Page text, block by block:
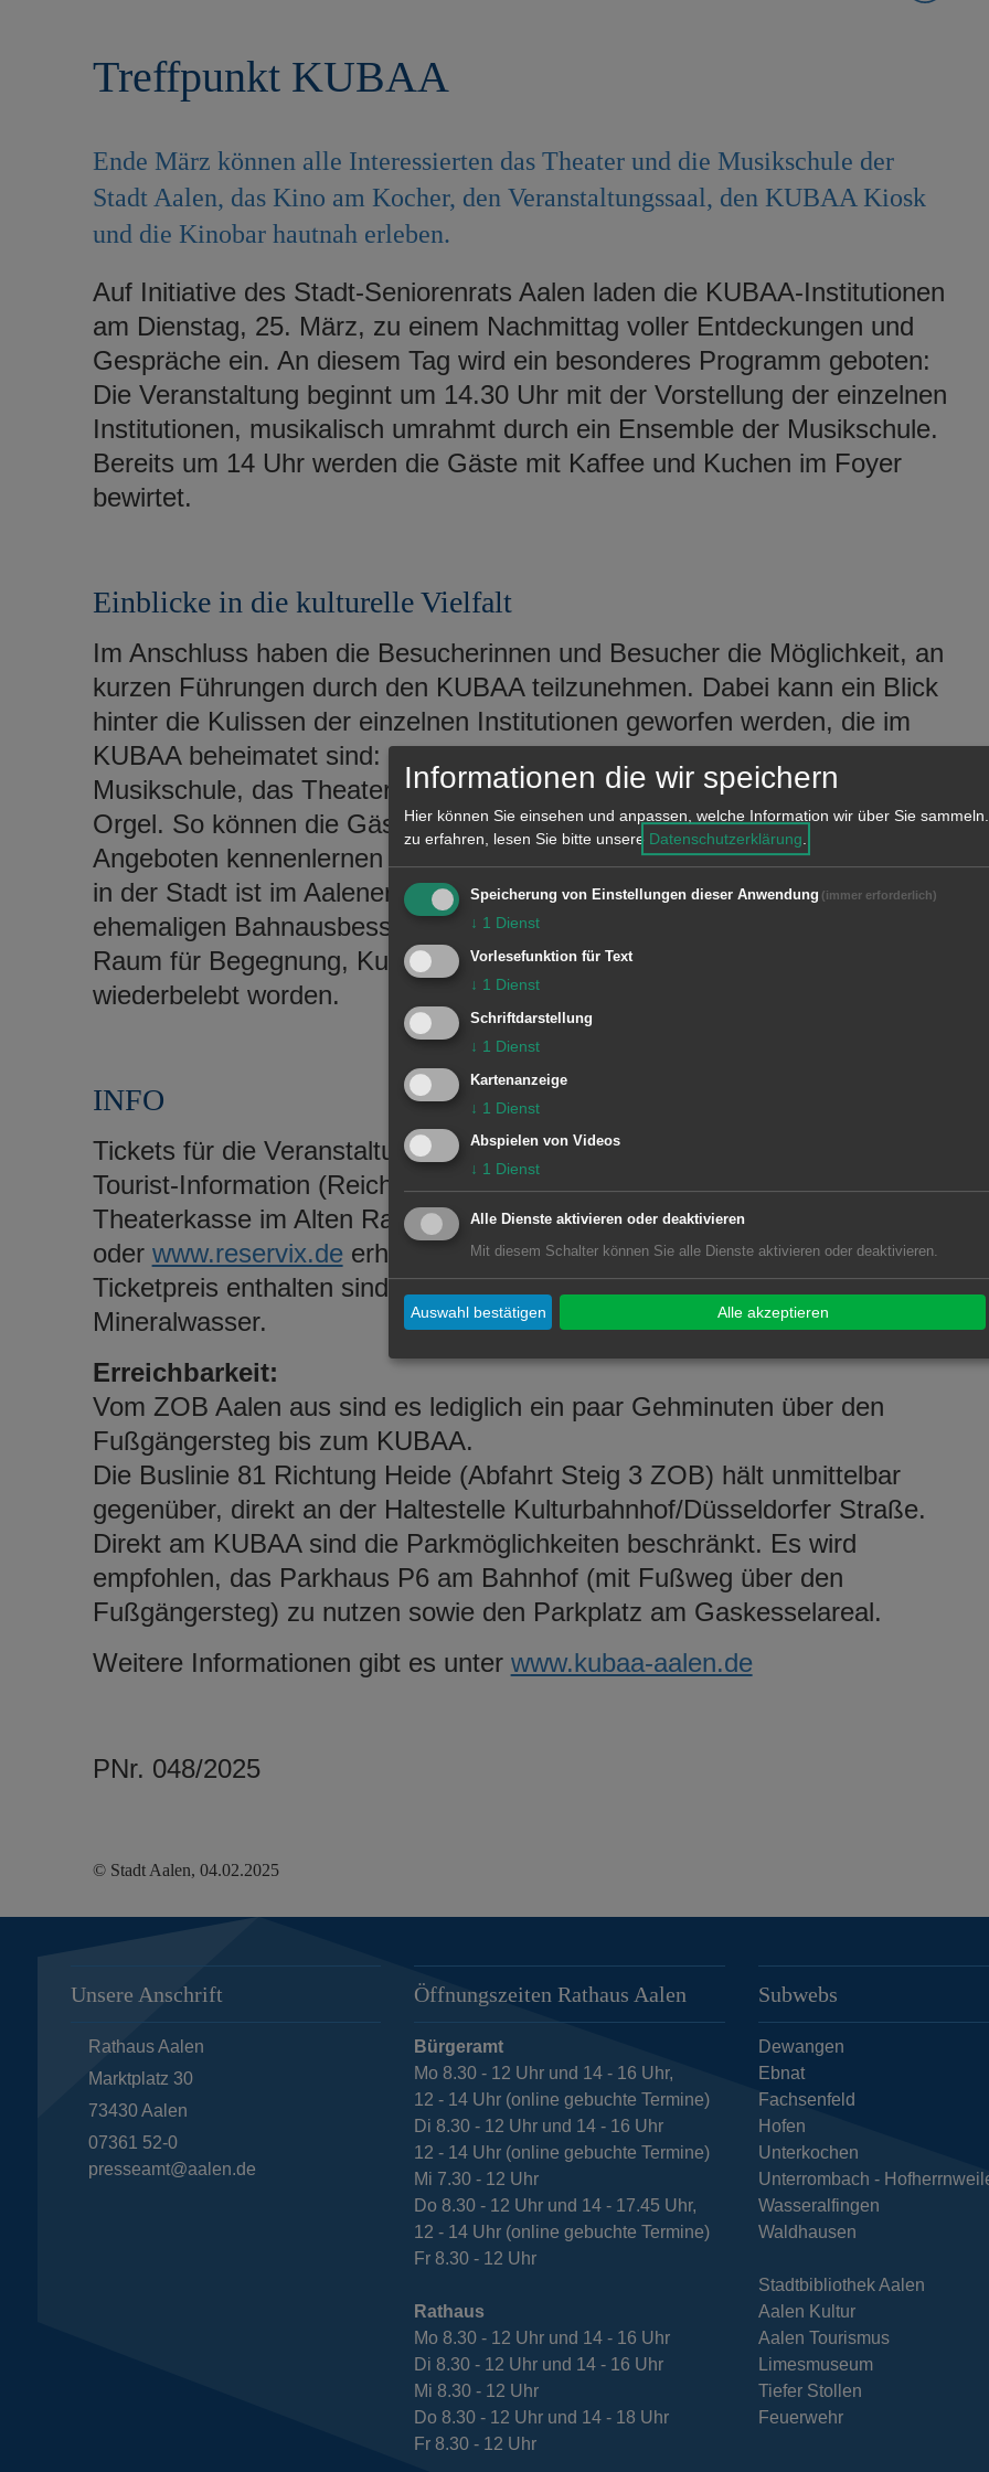
Treffpunkt KUBAA
Ende März können alle Interessierten das Theater und die Musikschule der
Stadt Aalen, das Kino am Kocher, den Veranstaltungssaal, den KUBAA Kiosk
und die Kinobar hautnah erleben.
Auf Initiative des Stadt-Seniorenrats Aalen laden die KUBAA-Institutionen
am Dienstag, 25. März, zu einem Nachmittag voller Entdeckungen und
Gespräche ein. An diesem Tag wird ein besonderes Programm geboten:
Die Veranstaltung beginnt um 14.30 Uhr mit der Vorstellung der einzelnen
Institutionen, musikalisch umrahmt durch ein Ensemble der Musikschule.
Bereits um 14 Uhr werden die Gäste mit Kaffee und Kuchen im Foyer
bewirtet.
Einblicke in die kulturelle Vielfalt
Im Anschluss haben die Besucherinnen und Besucher die Möglichkeit, an
kurzen Führungen durch den KUBAA teilzunehmen. Dabei kann ein Blick
hinter die Kulissen der einzelnen Institutionen geworfen werden, die im
KUBAA beheimatet sind: das Kino am Kocher mit Bar, die städtische
Musikschule, das Theater der Stadt Aalen und der Veranstaltungssaal mit
Orgel. So können die Gäste den KUBAA mit all seinen Facetten und
Angeboten kennenlernen – oder eben noch besser kennenlernen. Mitten
in der Stadt ist im Aalener Kulturbahnhof – dem traditionsreichen
ehemaligen Bahnausbesserungswerk - in den vergangenen Jahren ein
Raum für Begegnung, Kultur und Genuss mit viel Engagement
wiederbelebt worden.
INFO
Tickets für die Veranstaltung kosten 8,50 Euro und sind ab sofort in der
Tourist-Information (Reichsstädter Straße 1, 73430 Aalen) und an der
Theaterkasse im Alten Rathaus sowie online unterwww.theateraalen.de
oder www.reservix.deerhältlich. Die Anzahl der Plätze ist begrenzt. Im
Ticketpreis enthalten sind ein Stück Kuchen, dazu Kaffee und
Mineralwasser.
Erreichbarkeit:
Vom ZOB Aalen aus sind es lediglich ein paar Gehminuten über den
Fußgängersteg bis zum KUBAA.
Die Buslinie 81 Richtung Heide (Abfahrt Steig 3 ZOB) hält unmittelbar
gegenüber, direkt an der Haltestelle Kulturbahnhof/Düsseldorfer Straße.
Direkt am KUBAA sind die Parkmöglichkeiten beschränkt. Es wird
empfohlen, das Parkhaus P6 am Bahnhof (mit Fußweg über den
Fußgängersteg) zu nutzen sowie den Parkplatz am Gaskesselareal.
Weitere Informationen gibt es unter www.kubaa-aalen.de
PNr. 048/2025
© Stadt Aalen, 04.02.2025
Unsere Anschrift
Rathaus Aalen
Marktplatz 30
73430 Aalen
07361 52-0
presseamt@aalen.de
Öffnungszeiten Rathaus Aalen
Bürgeramt
Mo 8.30 - 12 Uhr und 14 - 16 Uhr,
12 - 14 Uhr (online gebuchte Termine)
Di 8.30 - 12 Uhr und 14 - 16 Uhr
12 - 14 Uhr (online gebuchte Termine)
Mi 7.30 - 12 Uhr
Do 8.30 - 12 Uhr und 14 - 17.45 Uhr,
12 - 14 Uhr (online gebuchte Termine)
Fr 8.30 - 12 Uhr
Rathaus
Mo 8.30 - 12 Uhr und 14 - 16 Uhr
Di 8.30 - 12 Uhr und 14 - 16 Uhr
Mi 8.30 - 12 Uhr
Do 8.30 - 12 Uhr und 14 - 18 Uhr
Fr 8.30 - 12 Uhr
Subwebs
Dewangen
Ebnat
Fachsenfeld
Hofen
Unterkochen
Unterrombach -
Wasseralfingen
Waldhausen
Stadtbibliothek Aalen
Aalen Kultur
Aalen Tourismus
Limesmuseum
Tiefer Stollen
Feuerwehr
Informationen die wir speichern
Hier können Sie einsehen und anpassen, welche Information wir über Sie sammeln.
zu erfahren, lesen Sie bitte unsere Datenschutzerklärung.
Speicherung von Einstellungen dieser Anwendung (immer erforderlich)
↓ 1 Dienst
Vorlesefunktion für Text
↓ 1 Dienst
Schriftdarstellung
↓ 1 Dienst
Kartenanzeige
↓ 1 Dienst
Abspielen von Videos
↓ 1 Dienst
Alle Dienste aktivieren oder deaktivieren
Mit diesem Schalter können Sie alle Dienste aktivieren oder deaktivieren.
Auswahl bestätigen Alle akzeptieren